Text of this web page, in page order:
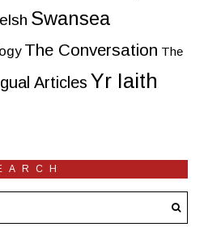
Swansea
The Conversation The
Articles Yr Iaith